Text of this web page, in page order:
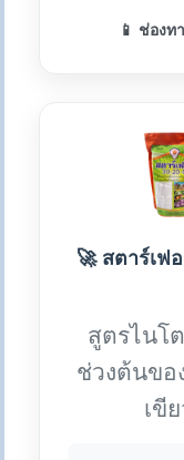
📱 ช่องท
🚀 สตาร์เฟ
สูตรไนโ
ช่วงต้นขอ
เขี